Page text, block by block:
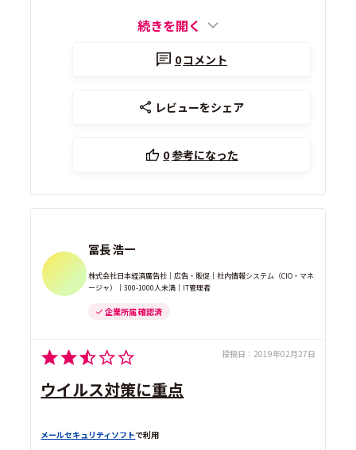
続きを開く
0コメント
レビューをシェア
0参考になった
冨長 浩一
株式会社日本経済廣告社｜広告・販促｜社内情報システム（CIO・マネ
ージャ）｜300-1000人未満｜IT管理者
企業所属 確認済
投稿日： 2019年02月27日
ウイルス対策に重点
メールセキュリティソフトで利用